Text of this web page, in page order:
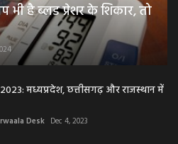
भी है ब्लड प्रेशर के शिकार, तो
2023: मध्यप्रदेश, छत्तीसगढ़ और राजस्थान में
Desk Dec 4, 2023